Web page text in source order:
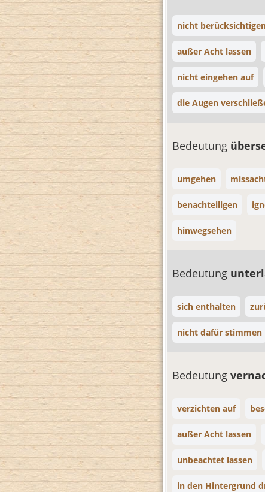
nicht
außer Acht lassen
nicht eingehen auf
die Augen
Bedeutung
umgehen
benachteiligen
hinwegsehen
Bedeutung
sich enthalten
nicht dafür stimmen
Bedeutung
verzichten auf
außer Acht lassen
unbeachtet lassen
in den Hintergrund